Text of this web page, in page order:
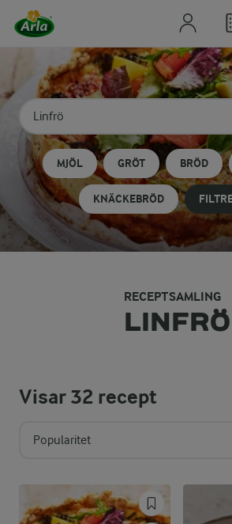
Sök på kategori eller ingrediens
Skriv in sökord för att få förslag
MJÖL GRÖT BRÖD
KNÄCKEBRÖD
RECEPTSAMLING
LINFRÖ
Visar32 recept
Popularitet